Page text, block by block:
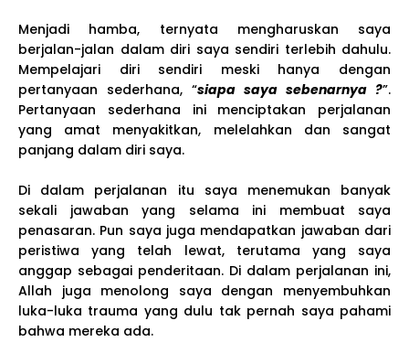
Menjadi hamba, ternyata mengharuskan saya
berjalan-jalan dalam diri saya sendiri terlebih dahulu.
Mempelajari diri sendiri meski hanya dengan
pertanyaan sederhana, “siapa saya sebenarnya ?”.
Pertanyaan sederhana ini menciptakan perjalanan
yang amat menyakitkan, melelahkan dan sangat
panjang dalam diri saya.
Di dalam perjalanan itu saya menemukan banyak
sekali jawaban yang selama ini membuat saya
penasaran. Pun saya juga mendapatkan jawaban dari
peristiwa yang telah lewat, terutama yang saya
anggap sebagai penderitaan. Di dalam perjalanan ini,
Allah juga menolong saya dengan menyembuhkan
luka-luka trauma yang dulu tak pernah saya pahami
bahwa mereka ada.